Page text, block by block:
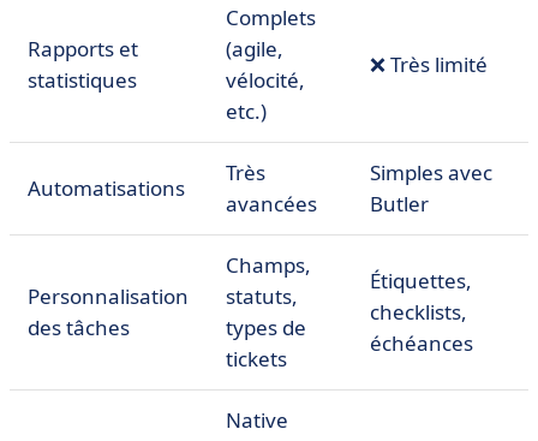
Rapports et
statistiques
Complets
(agile,
vélocité,
etc.)
❌ Très limité
Automatisations
Très
avancées
Simples avec
Butler
Personnalisation
des tâches
Champs,
statuts,
types de
tickets
Étiquettes,
checklists,
échéances
Native